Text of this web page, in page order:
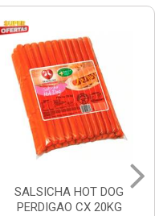
SALSICHA HOT DOG
PERDIGAO CX 20KG